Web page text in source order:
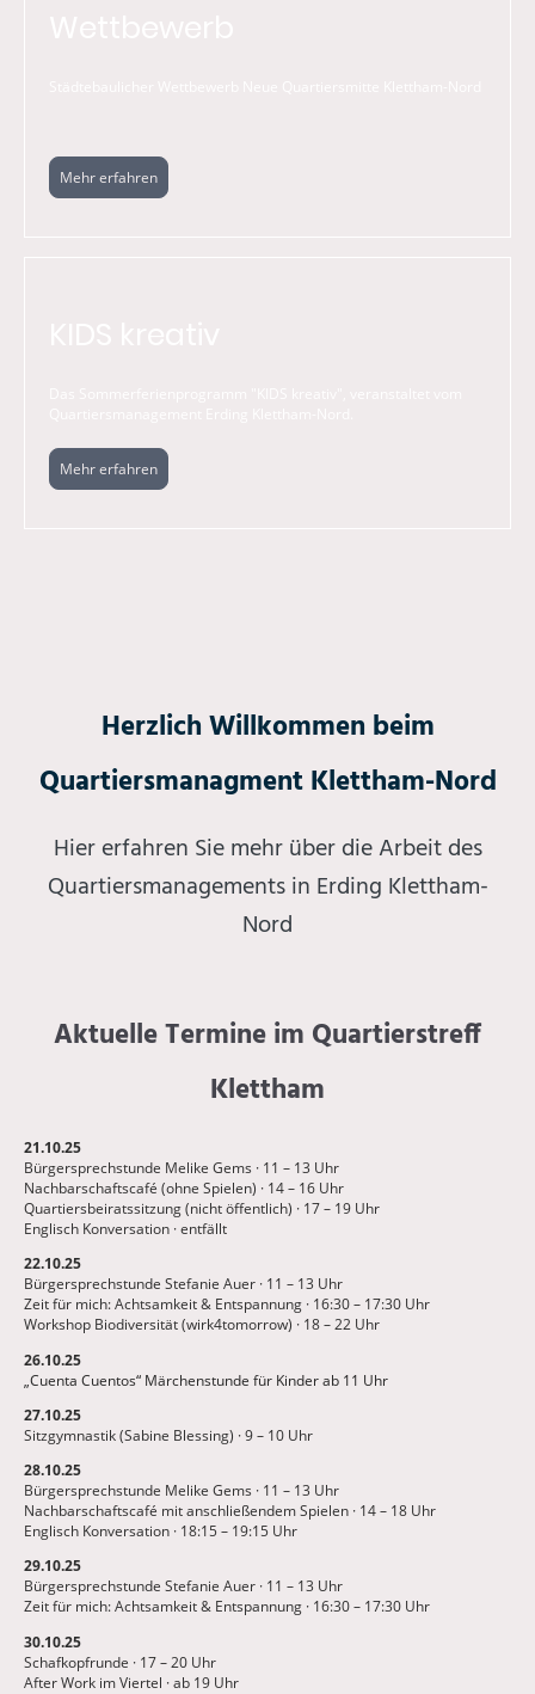
Mehr erfahren
Mehr erfahren
Herzlich Willkommen beim
Quartiersmanagment Klettham-Nord
Hier erfahren Sie mehr über die Arbeit des
Quartiersmanagements in Erding Klettham-
Nord
Aktuelle Termine im Quartierstreff
Klettham
21.10.25
Bürgersprechstunde Melike Gems · 11 – 13 Uhr
Nachbarschaftscafé (ohne Spielen) · 14 – 16 Uhr
Quartiersbeiratssitzung (nicht öffentlich) · 17 – 19 Uhr
Englisch Konversation · entfällt
22.10.25
Bürgersprechstunde Stefanie Auer · 11 – 13 Uhr
Zeit für mich: Achtsamkeit & Entspannung · 16:30 – 17:30 Uhr
Workshop Biodiversität (wirk4tomorrow) · 18 – 22 Uhr
26.10.25
„Cuenta Cuentos“ Märchenstunde für Kinder ab 11 Uhr
27.10.25
Sitzgymnastik (Sabine Blessing) · 9 – 10 Uhr
28.10.25
Bürgersprechstunde Melike Gems · 11 – 13 Uhr
Nachbarschaftscafé mit anschließendem Spielen · 14 – 18 Uhr
Englisch Konversation · 18:15 – 19:15 Uhr
29.10.25
Bürgersprechstunde Stefanie Auer · 11 – 13 Uhr
Zeit für mich: Achtsamkeit & Entspannung · 16:30 – 17:30 Uhr
30.10.25
Schafkopfrunde · 17 – 20 Uhr
After Work im Viertel · ab 19 Uhr